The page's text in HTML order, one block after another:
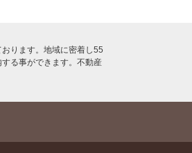
ります。地域に密着し55
る事ができます。不動産